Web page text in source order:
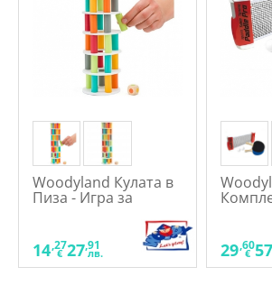
Woodyland Кулата в
Пиза - Игра за
14,27
€ 27,91
лв. 29,60
€ 57